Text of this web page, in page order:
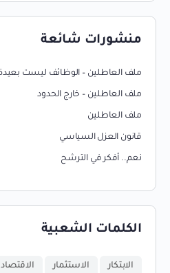
منشورات شائعة
ملف العاطلين – الوظائف ليست
ملف العاطلين – خارج الحدود
ملف العاطلين
قانون العزل السياسي
نعم.. أفكر في الترشح
الكلمات الشعبية
الابتكار الاستثمار الاقتصاد